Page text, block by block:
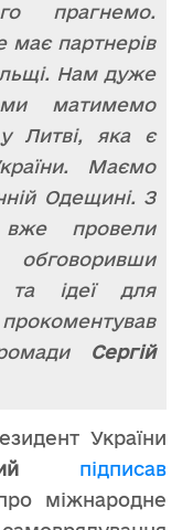
прагнемо.
має партнерів
Нам дуже
матимемо
Литві, яка є
Маємо
Одещині. З
провели
та ідеї для
Сергій
України
підписав
міжнародне